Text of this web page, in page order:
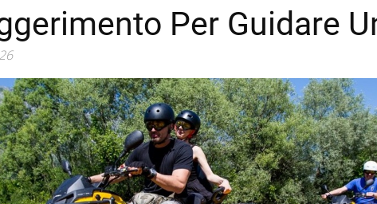
Per Guidare